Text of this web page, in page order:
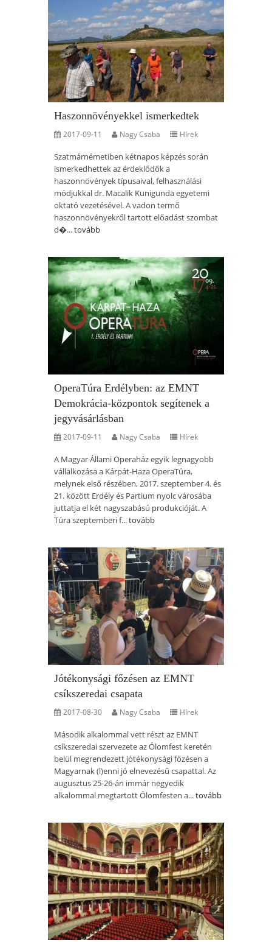
Haszonnövényekkel ismerkedtek
2017-09-11 Nagy Csaba Hírek
Szatmárnémetiben kétnapos képzés során
ismerkedhettek az érdeklődők a
haszonnövények típusaival, felhasználási
módjukkal dr. Macalik Kunigunda egyetemi
oktató vezetésével. A vadon termő
haszonnövényekről tartott előadást szombat
d�...tovább
OperaTúra Erdélyben: az EMNT
Demokrácia-központok segítenek a
jegyvásárlásban
2017-09-11 Nagy Csaba Hírek
A Magyar Állami Operaház egyik legnagyobb
vállalkozása a Kárpát-Haza OperaTúra,
melynek első részében, 2017. szeptember 4. és
21. között Erdély és Partium nyolc városába
juttatja el két nagyszabású produkcióját. A
Túra szeptemberi f...tovább
Jótékonysági főzésen az EMNT
csíkszeredai csapata
2017-08-30 Nagy Csaba Hírek
Második alkalommal vett részt az EMNT
csíkszeredai szervezete az Ólomfest keretén
belül megrendezett jótékonysági főzésen a
Magyarnak (l)enni jó elnevezésű csapattal. Az
augusztus 25-26-án immár negyedik
alkalommal megtartott Ólomfesten a...tovább